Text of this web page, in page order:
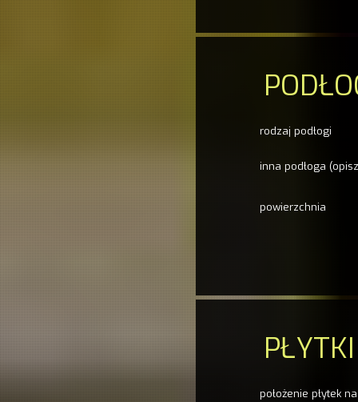
rodzaj podłogi
inna podłoga
powierzchnia
PŁYTKI
położenie płytek